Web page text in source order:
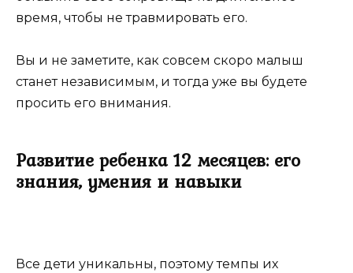
время, чтобы не травмировать его.
Вы и не заметите, как совсем скоро малыш
станет независимым, и тогда уже вы будете
просить его внимания.
Развитие ребенка 12 месяцев: его
знания, умения и навыки
Все дети уникальны, поэтому темпы их